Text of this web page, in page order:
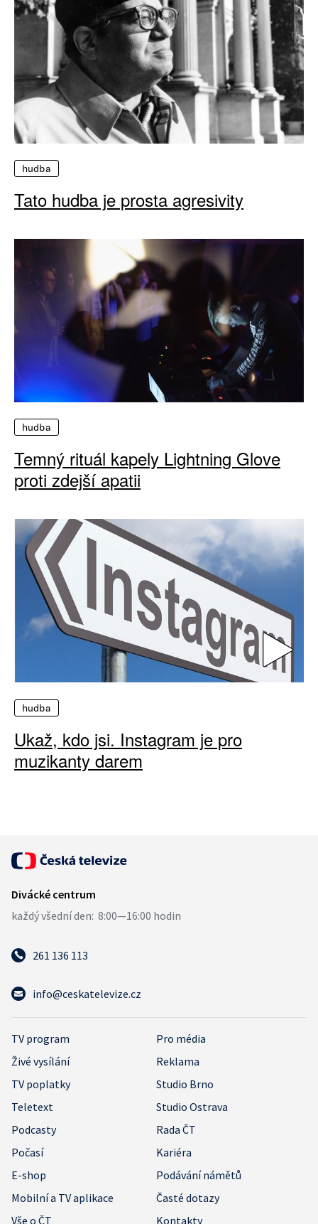
hudba
Tato hudba je prosta agresivity
hudba
Temný rituál kapely Lightning Glove
proti zdejší apatii
hudba
Ukaž, kdo jsi. Instagram je pro
muzikanty darem
261 136 113
info@ceskatelevize.cz
TV program
Pro média
Živé vysílání
Reklama
TV poplatky
Studio Brno
Teletext
Studio Ostrava
Podcasty
Rada ČT
Počasí
Kariéra
E-shop
Podávání námětů
Mobilní a TV aplikace
Časté dotazy
Vše o ČT
Kontakty